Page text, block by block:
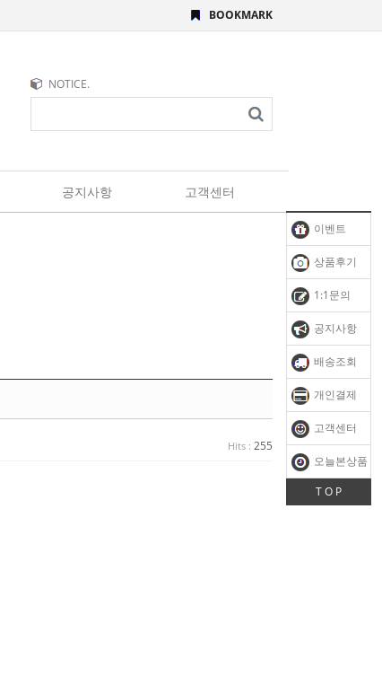
이벤트
상품후기
1:1문의
공지사항
배송조회
개인결제
고객센터
오늘본상품
T O P
BOOKMARK
NOTICE.
공지사항 고객센터
Hits : 255